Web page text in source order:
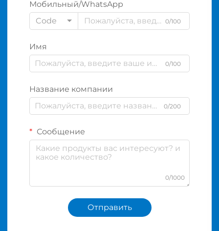
Мобильный/WhatsApp
Code
0/100
Имя
0/100
Название компании
0/200
Сообщение
0/1000
Отправить